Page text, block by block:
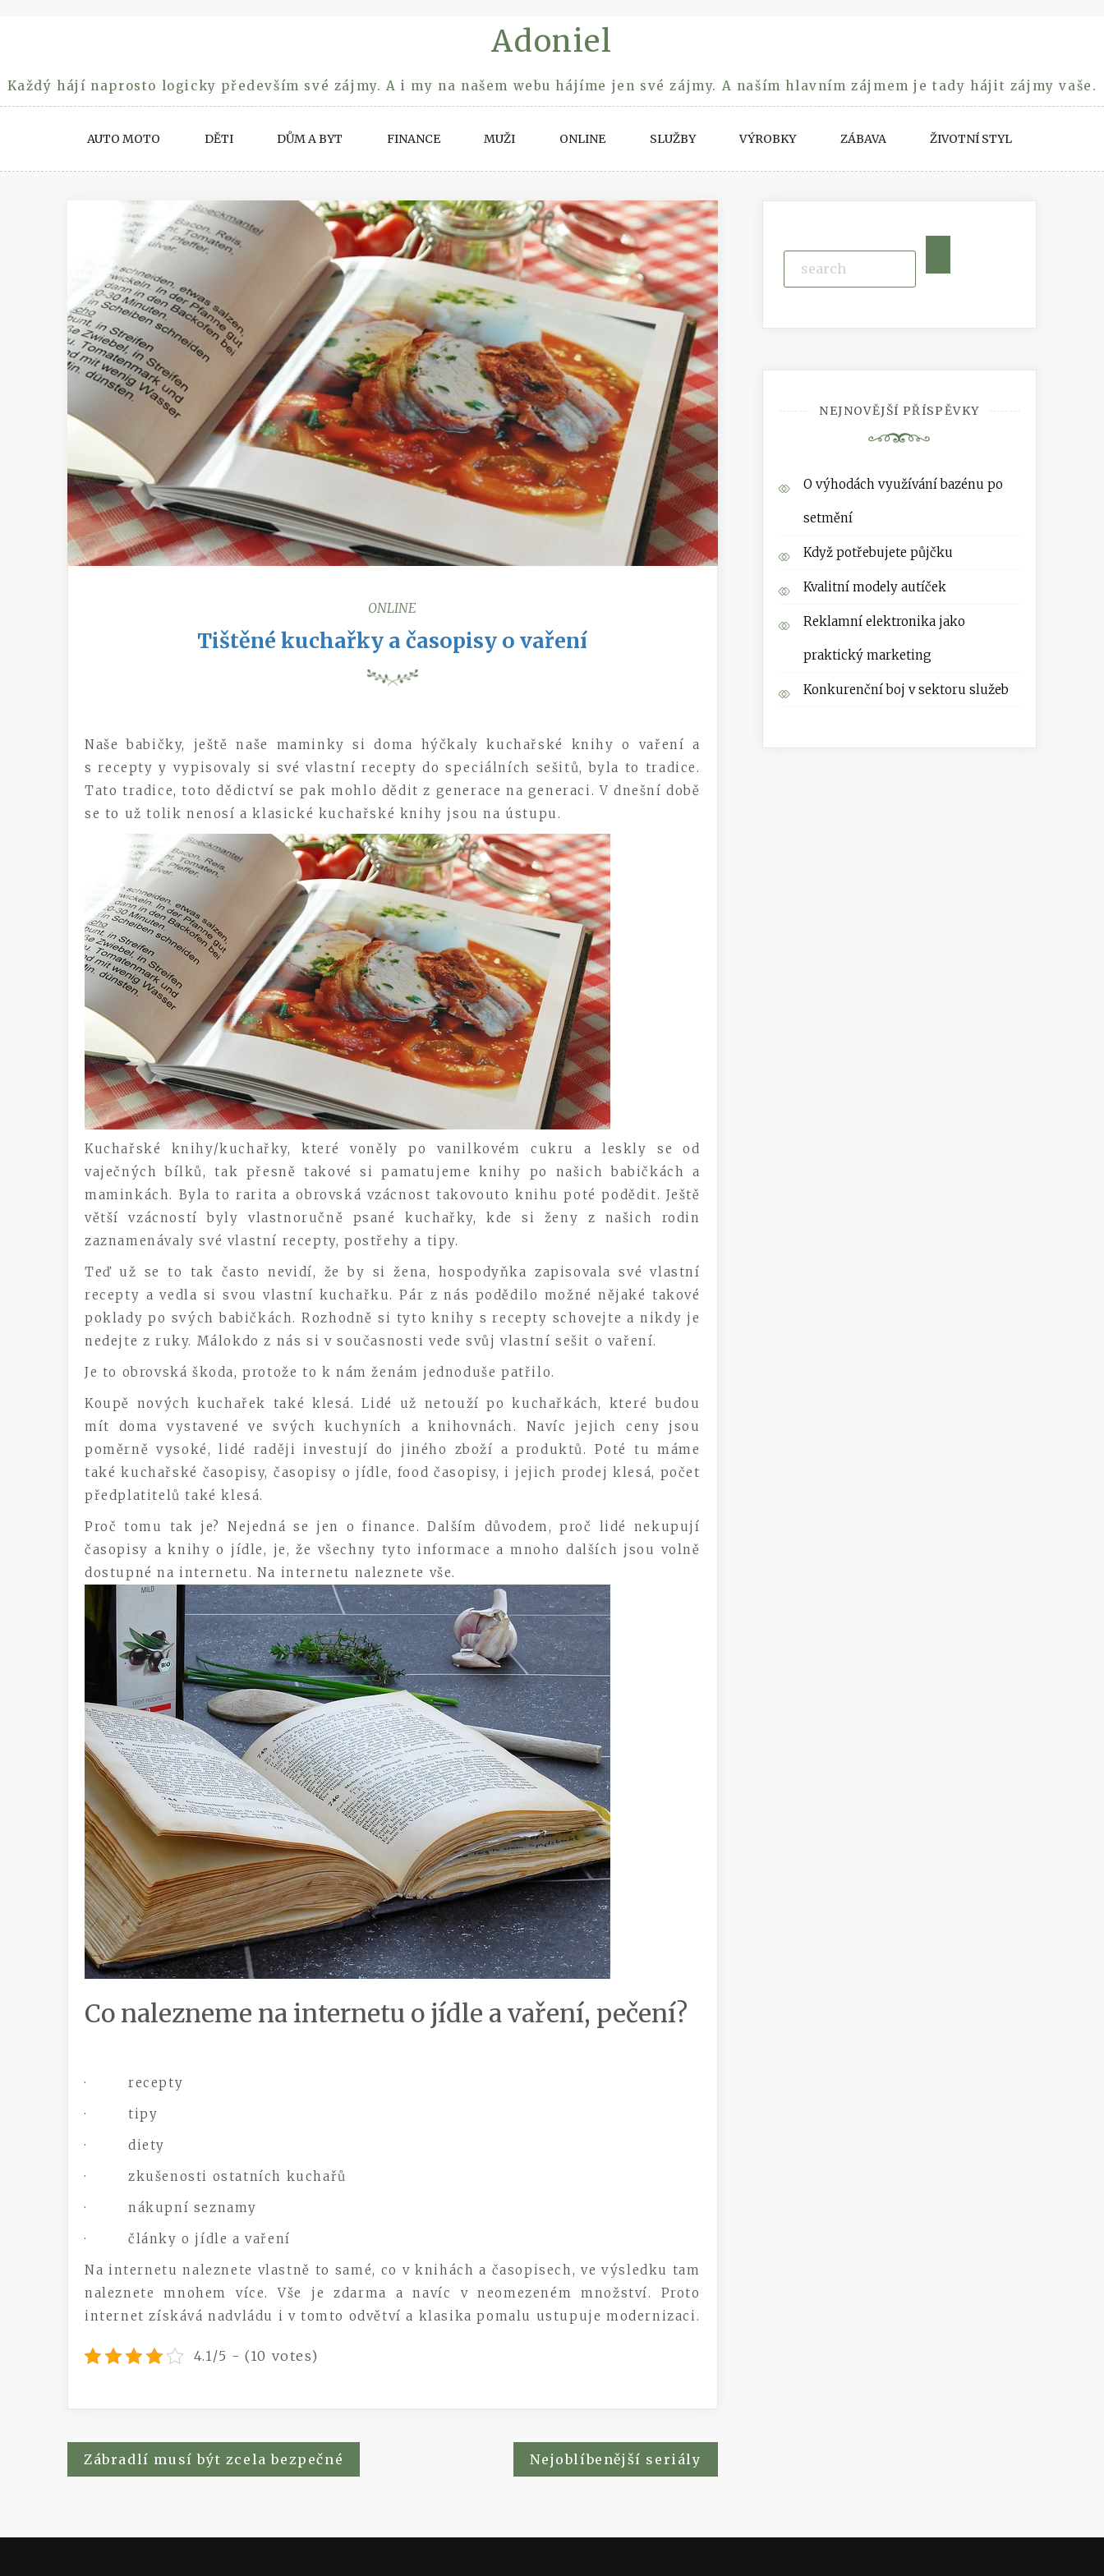
Adoniel
Každý hájí naprosto logicky především své zájmy. A i my na našem webu hájíme jen své zájmy. A naším hlavním zájmem je tady hájit zájmy vaše.
AUTO MOTO DĚTI DŮM A BYT FINANCE MUŽI ONLINE SLUŽBY VÝROBKY ZÁBAVA ŽIVOTNÍ STYL
ONLINE
Tištěné kuchařky a časopisy o vaření
Naše babičky, ještě naše maminky si doma hýčkaly kuchařské knihy o vaření a
s recepty y vypisovaly si své vlastní recepty do speciálních sešitů, byla to tradice.
Tato tradice, toto dědictví se pak mohlo dědit z generace na generaci. V dnešní době
se to už tolik nenosí a klasické kuchařské knihy jsou na ústupu.
Kuchařské knihy/kuchařky, které voněly po vanilkovém cukru a leskly se od
vaječných bílků, tak přesně takové si pamatujeme knihy po našich babičkách a
maminkách. Byla to rarita a obrovská vzácnost takovouto knihu poté podědit. Ještě
větší vzácností byly vlastnoručně psané kuchařky, kde si ženy z našich rodin
zaznamenávaly své vlastní recepty, postřehy a tipy.
Teď už se to tak často nevidí, že by si žena, hospodyňka zapisovala své vlastní
recepty a vedla si svou vlastní kuchařku. Pár z nás podědilo možné nějaké takové
poklady po svých babičkách. Rozhodně si tyto knihy s recepty schovejte a nikdy je
nedejte z ruky. Málokdo z nás si v současnosti vede svůj vlastní sešit o vaření.
Je to obrovská škoda, protože to k nám ženám jednoduše patřilo.
Koupě nových kuchařek také klesá. Lidé už netouží po kuchařkách, které budou
mít doma vystavené ve svých kuchyních a knihovnách. Navíc jejich ceny jsou
poměrně vysoké, lidé raději investují do jiného zboží a produktů. Poté tu máme
také kuchařské časopisy, časopisy o jídle, food časopisy, i jejich prodej klesá, počet
předplatitelů také klesá.
Proč tomu tak je? Nejedná se jen o finance. Dalším důvodem, proč lidé nekupují
časopisy a knihy o jídle, je, že všechny tyto informace a mnoho dalších jsou volně
dostupné na internetu. Na internetu naleznete vše.
Co nalezneme na internetu o jídle a vaření, pečení?
· recepty
· tipy
· diety
· zkušenosti ostatních kuchařů
· nákupní seznamy
· články o jídle a vaření
Na internetu naleznete vlastně to samé, co v knihách a časopisech, ve výsledku tam
naleznete mnohem více. Vše je zdarma a navíc v neomezeném množství. Proto
internet získává nadvládu i v tomto odvětví a klasika pomalu ustupuje modernizaci.
4.1/5 - (10 votes)
Navigace
příspěvek
Zábradlí musí být zcela bezpečné Nejoblíbenější seriály
NEJNOVĚJŠÍ PŘÍSPĚVKY
O výhodách využívání bazénu po
setmění
Když potřebujete půjčku
Kvalitní modely autíček
Reklamní elektronika jako
praktický marketing
Konkurenční boj v sektoru služeb